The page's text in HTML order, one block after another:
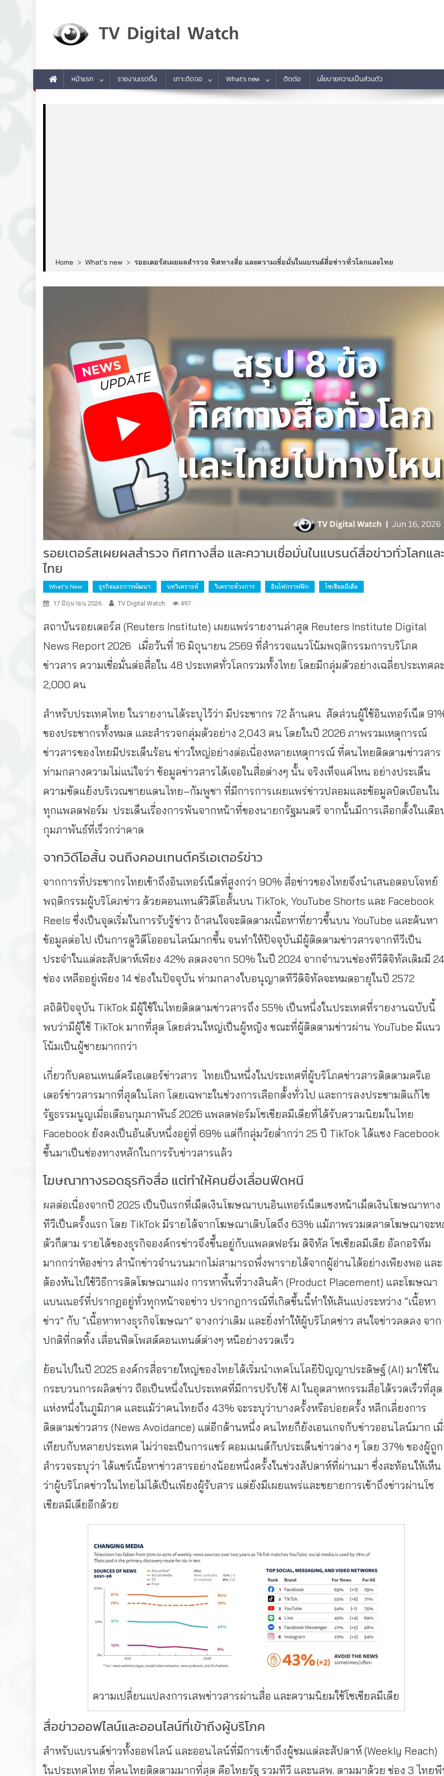
หน้าแรก รายงานเรตติ้ง เกาะติดจอ What’s new ติดต่อ นโยบายความเป็นส่วนตัว
Home > What's new > รอยเตอร์สเผยผลสำรวจ ทิศทางสื่อ และความเชื่อมั่นในแบรนด์สื่อข่าวทั่วโลกและไทย
รอยเตอร์สเผยผลสำรวจ ทิศทางสื่อ และความเชื่อมั่นในแบรนด์สื่อข่าวทั่วโลกและ
ไทย
What's New ธุรกิจและการพัฒนา บทวิเคราะห์ วิเคราะห์วงการ อินโฟกราฟฟิก โซเชียลมีเดีย
17 มิถุนายน 2026 TV Digital Watch 497
สถาบันรอยเตอร์ส (Reuters Institute) เผยแพร่รายงานล่าสุด Reuters Institute Digital
News Report 2026
เมื่อวันที่ 16 มิถุนายน 2569 ที่สำรวจแนวโน้มพฤติกรรมการบริโภค
ข่าวสาร ความเชื่อมั่นต่อสื่อใน 48 ประเทศทั่วโลกรวมทั้งไทย โดยมีกลุ่มตัวอย่างเฉลี่ยประเทศล
2,000 คน
สำหรับประเทศไทย ในรายงานได้ระบุไว้ว่า มีประชากร 72 ล้านคน สัดส่วนผู้ใช้อินเทอร์เน็ต
ของประชากรทั้งหมด และสำรวจกลุ่มตัวอย่าง 2,043 คนโดยในปี 2026 ภาพรวมเหตุการณ์
ข่าวสารของไทยมีประเด็นร้อน ข่าวใหญ่อย่างต่อเนื่องหลายเหตุการณ์ ที่คนไทยติดตามข่าวสาร
ท่ามกลางความไม่แน่ใจว่า ข้อมูลข่าวสารได้เจอในสื่อต่างๆ นั้น จริงเท็จแค่ไหน​ อย่างประเด็น
ความขัดแย้งบริเวณชายแดนไทย–กัมพูชา ที่มีการการเผยแพร่ข่าวปลอมและข้อมูลบิดเบือนใน
ทุกแพลตฟอร์ม ประเด็นเรื่องการพ้นจากหน้าที่ของนายกรัฐมนตรี จากนั้นมีการเลือกตั้งในเดือ
กุมภาพันธ์ที่เร็วกว่าคาด
จากวิดีโอสั้น จนถึงคอนเทนต์ครีเอเตอร์ข่าว
จากการที่ประชากรไทยเข้าถึงอินเทอร์เน็ตที่สูงกว่า 90% สื่อข่าวของไทยจึงนำเสนอตอบโจทย์
พฤติกรรมผู้บริโคภข่าว ด้วยคอนเทนต์วิดีโอสั้นบน TikTok, YouTube Shorts และ Facebook
Reels ซึ่งเป็นจุดเริ่มในการรับรู้ข่าว ถ้าสนใจจะติดตามเนื้อหาที่ยาวขึ้นบน YouTube และค้นหา
ข้อมูลต่อไป เป็นการดูวิดีโอออนไลน์มากขึ้น จนทำให้ปัจจุบันมีผู้ติดตามข่าวสารจากทีวีเป็น
ประจำในแต่ละสัปดาห์เพียง 42% ลดลงจาก 50% ในปี 2024 จากจำนวนช่องทีวีดิจิทัลเดิมมี 24
ช่อง เหลืออยู่เพียง 14 ช่องในปัจจุบัน ท่ามกลางใบอนุญาตทีวีดิจิทัลจะหมดอายุในปี 2572
สถิติปัจจุบัน TikTok มีผู้ใช้ในไทยติดตามข่าวสารถึง 55% เป็นหนึ่งในประเทศที่รายงานฉบับนี้
พบว่ามีผู้ใช้ TikTok มากที่สุด โดยส่วนใหญ่เป็นผู้หญิง ขณะที่ผู้ติดตามข่าวผ่าน YouTube มีแนว
โน้มเป็นผู้ชายมากกว่า
เกี่ยวกับคอนเทนต์ครีเอเตอร์ข่าวสาร ไทยเป็นหนึ่งในประเทศที่ผู้บริโภคข่าวสารติดตามครีเอ
เตอร์ข่าวสารมากที่สุดในโลก โดยเฉพาะในช่วงการเลือกตั้งทั่วไป และการลงประชามติแก้ไข
รัฐธรรมนูญเมื่อเดือนกุมภาพันธ์ 2026 แพลตฟอร์มโซเชียลมีเดียที่ได้รับความนิยมในไทย
Facebook ยังคงเป็นอันดับหนึ่งอยู่ที่ 69% แต่ก็กลุ่มวัยต่ำกว่า 25 ปี TikTok ได้แซง Facebook
ขึ้นมาเป็นช่องทางหลักในการรับข่าวสารแล้ว
โฆษณาทางรอดธุรกิจสื่อ แต่ทำให้คนยิ่งเลื่อนฟีดหนี
ผลต่อเนื่องจากปี 2025 เป็นปีแรกที่เม็ดเงินโฆษณาบนอินเทอร์เน็ตแซงหน้าเม็ดเงินโฆษณาทาง
ทีวีเป็นครั้งแรก โดย TikTok มีรายได้จากโฆษณาเติบโตถึง 63% แม้ภาพรวมตลาดโฆษณาจะ
ตัวก็ตาม รายได้ของธุรกิจองค์กรข่าวจึงขึ้นอยู่กับแพลตฟอร์ม ดิจิทัล โซเชียลมีเดีย อัลกอริทึม
มากกว่าห้องข่าว สำนักข่าวจำนวนมากไม่สามารถพึ่งพารายได้จากผู้อ่านได้อย่างเพียงพอ และ
ต้องหันไปใช้วิธีการติดโฆษณาแฝง การหาพื้นที่วางสินค้า (Product Placement) และโฆษณา
แบนเนอร์ที่ปรากฏอยู่ทั่วทุกหน้าจอข่าว ปรากฎการณ์ที่เกิดขึ้นนี้ทำให้เส้นแบ่งระหว่าง “เนื้อหา
ข่าว” กับ “เนื้อหาทางธุรกิจโฆษณา” จางกว่าเดิม และยิ่งทำให้ผู้บริโภคข่าว สนใจข่าวลดลง จาก
ปกติที่กดทิ้ง เลื่อนฟีดโพสต์คอนเทนต์ต่างๆ หนีอย่างรวดเร็ว
ย้อนไปในปี 2025 องค์กรสื่อรายใหญ่ของไทยได้เริ่มนำเทคโนโลยีปัญญาประดิษฐ์ (AI) มาใช้ใน
กระบวนการผลิตข่าว ถือเป็นหนึ่งในประเทศที่มีการปรับใช้ AI ในอุตสาหกรรมสื่อได้รวดเร็วที่สุด
แห่งหนึ่งในภูมิภาค และแม้ว่าคนไทยถึง 43% จะระบุว่าบางครั้งหรือบ่อยครั้ง หลีกเลี่ยงการ
ติดตามข่าวสาร (News Avoidance) แต่อีกด้านหนึ่ง คนไทยก็ยังเอนเกจกับข่าวออนไลน์มาก เ
เทียบกับหลายประเทศ ไม่ว่าจะเป็นการแชร์ คอมเมนต์กับประเด็นข่าวต่าง ๆ โดย 37% ของผู้ถูก
สำรวจระบุว่า ได้แชร์เนื้อหาข่าวสารอย่างน้อยหนึ่งครั้งในช่วงสัปดาห์ที่ผ่านมา ซึ่งสะท้อนให้เห็น
ว่าผู้บริโภคข่าวในไทยไม่ได้เป็นเพียงผู้รับสาร แต่ยังมีเผยแพร่และขยายการเข้าถึงข่าวผ่านโซ
เชียลมีเดียอีกด้วย
ความเปลี่ยนแปลงการเสพข่าวสารผ่านสื่อ และความนิยมใช้โซเชียลมีเดีย
สื่อข่าวออฟไลน์และออนไลน์ที่เข้าถึงผู้บริโภค
สำหรับแบรนด์ข่าวทั้งออฟไลน์ และออนไลน์​ที่มีการเข้าถึงผู้ชมแต่ละสัปดาห์ (Weekly Reach)
ในประเทศไทย ที่คนไทยติดตามมากที่สุด คือไทยรัฐ รวมทีวี และนสพ. ตามมาด้วย ช่อง 3 ไทย